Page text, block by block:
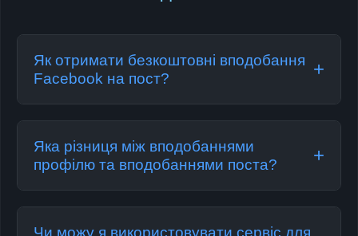
Як отримати безкоштовні вподобання
Facebook на пост?
+
Facebook на ваш пост, виконайте прості
кроки: скопіюйте посилання на ваш ПОСТ у
Facebook (не профіль), вставте у нашу
форму та натисніть «Отримати». Після
Яка різниця між вподобаннями
профілю та вподобаннями поста?
+
вподобань ПОСТІВ Facebook. Вподобання
Чи можу я використовувати сервіс для